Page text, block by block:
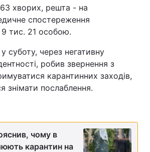
хворих, решта - на
спостереження
тис. 21 особою.
суботу, через негативну
робив звернення з
карантинних заходів,
знімати послаблення.
чому в
карантин на